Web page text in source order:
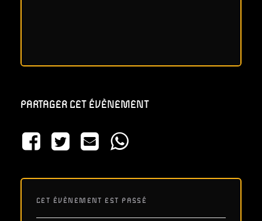
PARTAGER CET ÉVÈNEMENT
CET ÉVÈNEMENT EST PASSÉ